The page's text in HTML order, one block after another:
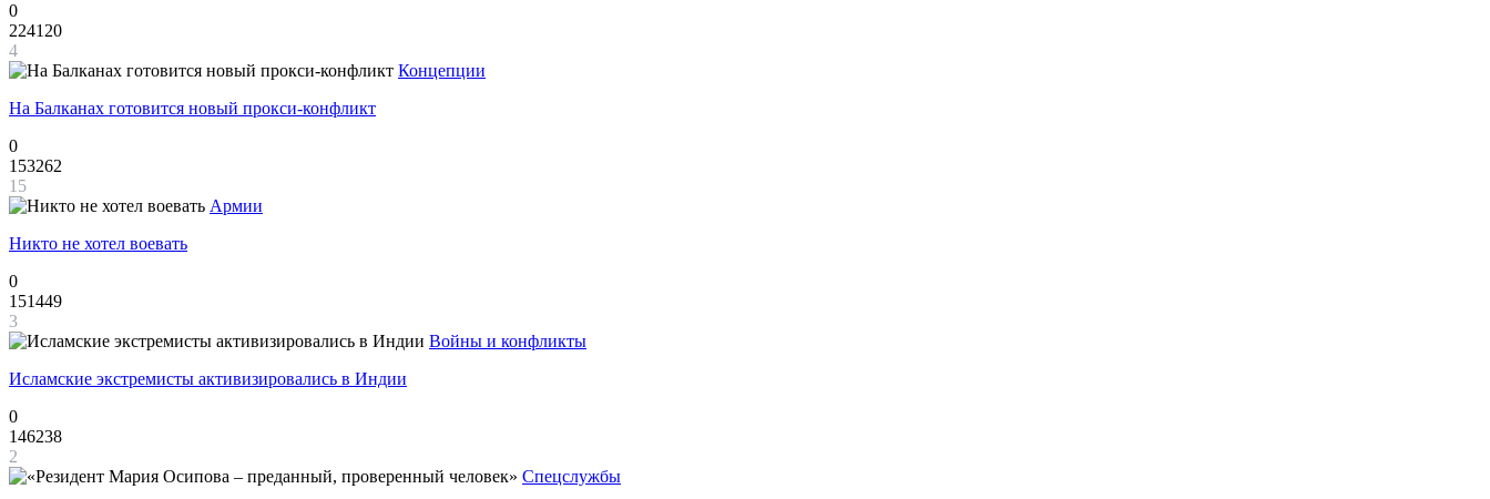
0
224120
4
Концепции
На Балканах готовится новый прокси-конфликт
0
153262
15
Армии
Никто не хотел воевать
0
151449
3
Войны и конфликты
Исламские экстремисты активизировались в Индии
0
146238
2
Спецслужбы